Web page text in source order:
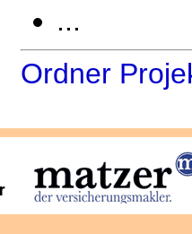
...
Ordner